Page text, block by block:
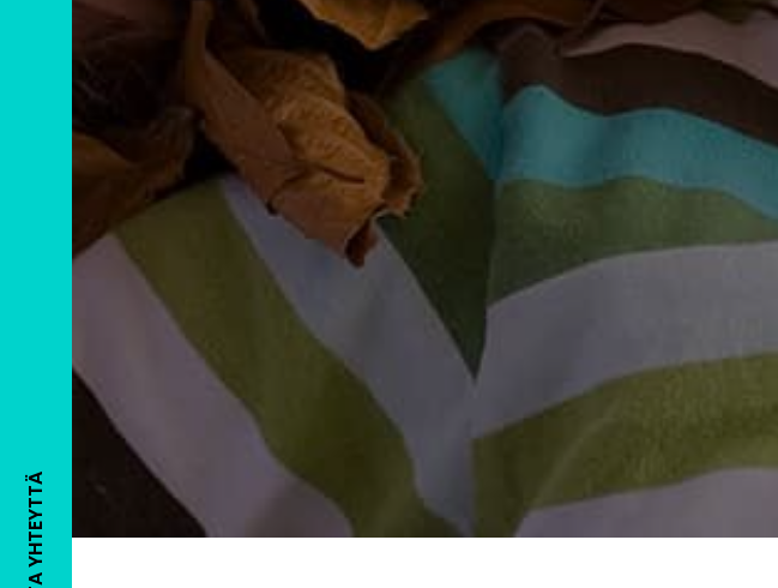
OTA YHTEYTTÄ